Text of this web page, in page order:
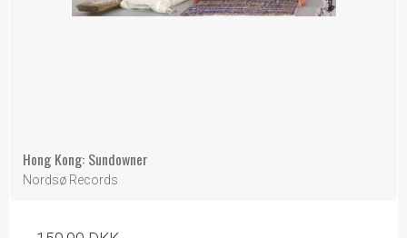
Hong Kong: Sundowner
Nordsø Records